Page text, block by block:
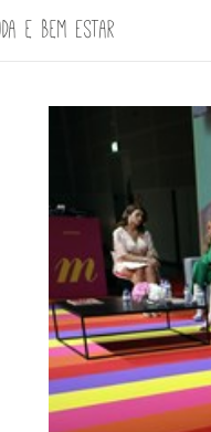
e Bem Estar